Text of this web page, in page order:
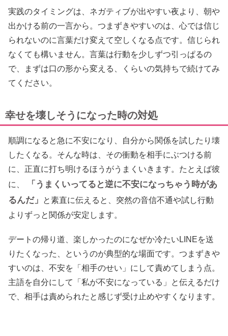
実践のタイミングは、ネガティブが出やすい夜より、朝や
出かける前の一言から。つまずきやすいのは、心では信じ
られないのに言葉だけ変えて空しくなる点です。信じられ
なくても構いません。言葉は行動を少しずつ引っぱるの
で、まずは口の形から変える、くらいの気持ちで続けてみ
てください。
幸せを壊しそうになった時の対処
順調になると急に不安になり、自分から関係を試したり壊
したくなる。そんな時は、その衝動を相手にぶつける前
に、正直に打ち明けるほうがうまくいきます。たとえば彼
に、
「うまくいってると逆に不安になっちゃう時があ
るんだ」
と素直に伝えると、突然の音信不通や試し行動
よりずっと関係が安定します。
デートの帰り道、楽しかったのになぜか冷たいLINEを送
りたくなった、というのが典型的な場面です。つまずきや
すいのは、不安を「相手のせい」にして責めてしまう点。
主語を自分にして「私が不安になっている」と伝えるだけ
で、相手は責められたと感じず受け止めやすくなります。